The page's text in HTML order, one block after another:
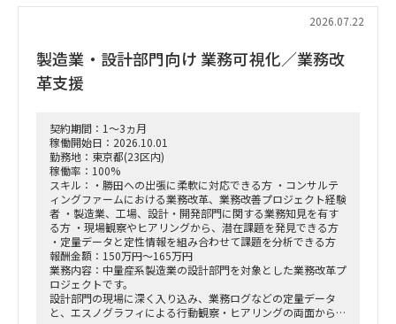
・課題の分析、構造化およびボトルネックの特定
・幹部層への中間報告、最終報告資料の作成およびプレゼンテ
ーション
・現場担当者へのヒアリング
・業務課題の抽出、整理、分析
・課題の構造化および改善施策の検討
・調査結果、分析結果の資料化
■契約条件
・参画期間：2026年10月1日～2026年12月28日
または2027年1月31日まで
・稼働率：100％想定
■勤務地・働き方
・出張先：茨城県ひたちなか市・勝田駅周辺
・勝田への訪問頻度は週によって変動
・訪問が発生しない週もある一方、プロジェクト中盤は週3～
2026.07.22
製造業・設計部門向け 業務可視化／業務改
革支援
契約期間：1～3ヵ月
稼働開始日：2026.10.01
勤務地：東京都(23区内)
稼働率：100%
スキル：・勝田への出張に柔軟に対応できる方 ・コンサルテ
ィングファームにおける業務改革、業務改善プロジェクト経験
者 ・製造業、工場、設計・開発部門に関する業務知見を有す
る方 ・現場観察やヒアリングから、潜在課題を発見できる方
・定量データと定性情報を組み合わせて課題を分析できる方
報酬金額：150万円～165万円
業務内容：中量産系製造業の設計部門を対象とした業務改革プ
ロジェクトです。
設計部門の現場に深く入り込み、業務ログなどの定量データ
と、エスノグラフィによる行動観察・ヒアリングの両面から、